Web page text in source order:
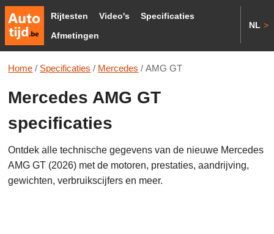
Rijtesten Video's
Specificaties
Afmetingen
NL >
Home / Specificaties / Mercedes / AMG GT
Mercedes AMG GT
specificaties
Ontdek alle technische gegevens van de nieuwe Mercedes
AMG GT (2026) met de motoren, prestaties, aandrijving,
gewichten, verbruikscijfers en meer.